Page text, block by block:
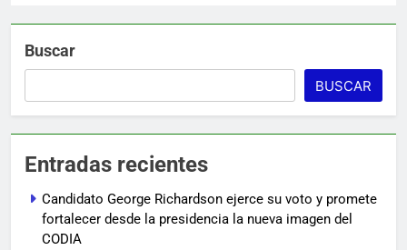
Buscar
BUSCAR
Entradas recientes
Candidato George Richardson ejerce su voto y promete
fortalecer desde la presidencia la nueva imagen del
CODIA